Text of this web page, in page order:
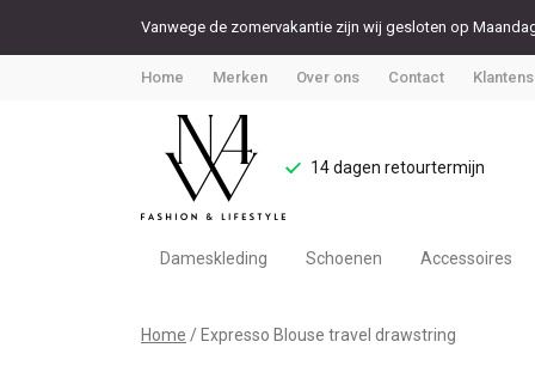
Vanwege de zomervakantie zijn wij gesloten op
Home Merken Over ons Contact
14 dagen retourtermijn
Dameskleding Schoenen Accessoires
Expresso
Home Expresso Blouse travel drawstring